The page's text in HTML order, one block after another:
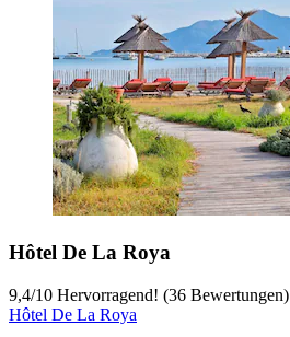
Hôtel De La Roya
9,4/10 Hervorragend! (36 Bewertungen)
Hôtel De La Roya